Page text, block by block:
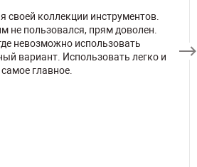
своей коллекции инструментов.
не пользовался, прям доволен.
невозможно использовать
вариант. Использовать легко и
главное.